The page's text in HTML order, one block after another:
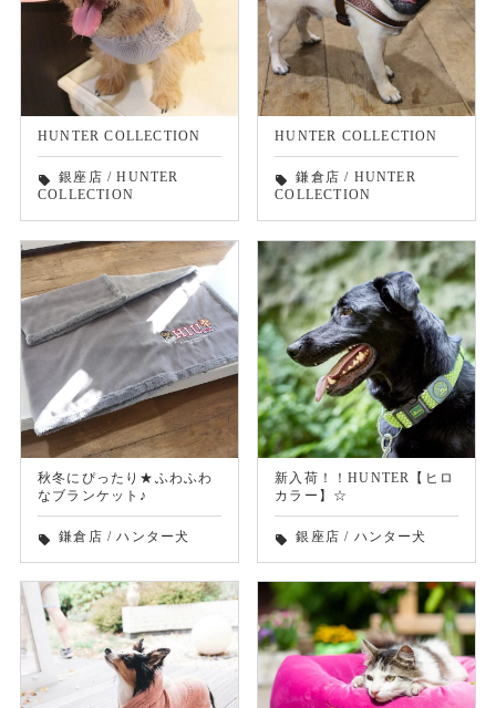
HUNTER COLLECTION
local_offer 銀座店 /HUNTER
COLLECTION
HUNTER COLLECTION
local_offer 鎌倉店 / HUNTER
COLLECTION
秋冬にぴったり★ふわふわ
なブランケット♪
local_offer 鎌倉店 /ハンター犬
新入荷！！HUNTER【ヒロ
カラー】☆
local_offer 銀座店 / ハンター犬